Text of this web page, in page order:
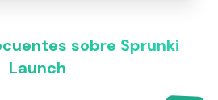
sobre Sprunki
Launch